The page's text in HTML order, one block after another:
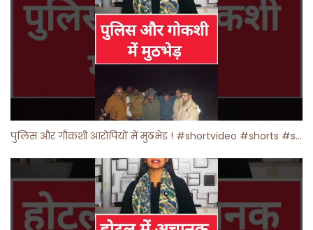
पुलिस और गौकशी आरोपियों में मुठभेड़ ! #shortvideo #shorts #shortsfeed